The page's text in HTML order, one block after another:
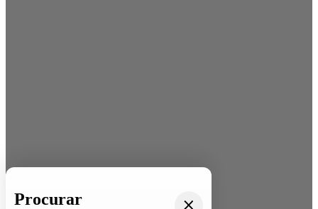
Procurar